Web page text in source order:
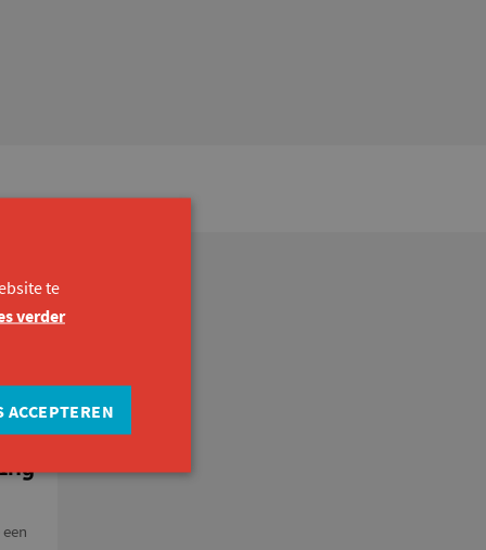
te
verder
ACCEPTEREN